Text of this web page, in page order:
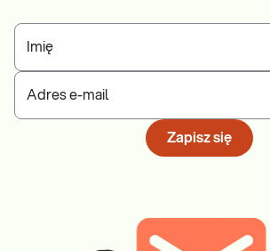
Imię
Adres e-mail
Zapisz się